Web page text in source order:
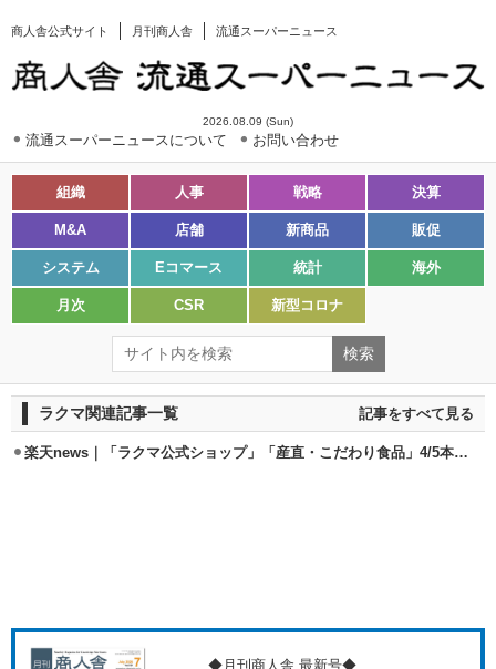
商人舎公式サイト 月刊商人舎 流通スーパーニュース
2026.08.09 (Sun)
流通スーパーニュースについて お問い合わせ
組織 人事 戦略 決算
M&A 店舗 新商品 販促
システム Eコマース 統計 海外
月次 CSR 新型コロナ
ラクマ関連記事一覧 記事をすべて見る
楽天news｜「ラクマ公式ショップ」「産直・こだわり食品」4/5本格提供開始
◆月刊商人舎 最新号◆